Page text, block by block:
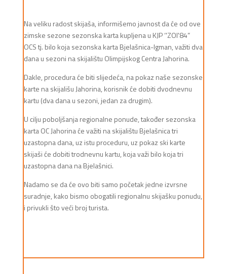
Na veliku radost skijaša, informišemo javnost da će od ove
zimske sezone sezonska karta kupljena u KJP ‘'ZOI'84”
OCS tj. bilo koja sezonska karta Bjelašnica-Igman, važiti dva
dana u sezoni na skijalištu Olimpijskog Centra Jahorina.
Dakle, procedura će biti slijedeća, na pokaz naše sezonske
karte na skijališu Jahorina, korisnik će dobiti dvodnevnu
kartu (dva dana u sezoni, jedan za drugim).
U cilju poboljšanja regionalne ponude, također sezonska
karta OC Jahorina će važiti na skijalištu Bjelašnica tri
uzastopna dana, uz istu proceduru, uz pokaz ski karte
skijaši će dobiti trodnevnu kartu, koja važi bilo koja tri
uzastopna dana na Bjelašnici.
Nadamo se da će ovo biti samo početak jedne izvrsne
suradnje, kako bismo obogatili regionalnu skijašku ponudu,
i privukli što veći broj turista.